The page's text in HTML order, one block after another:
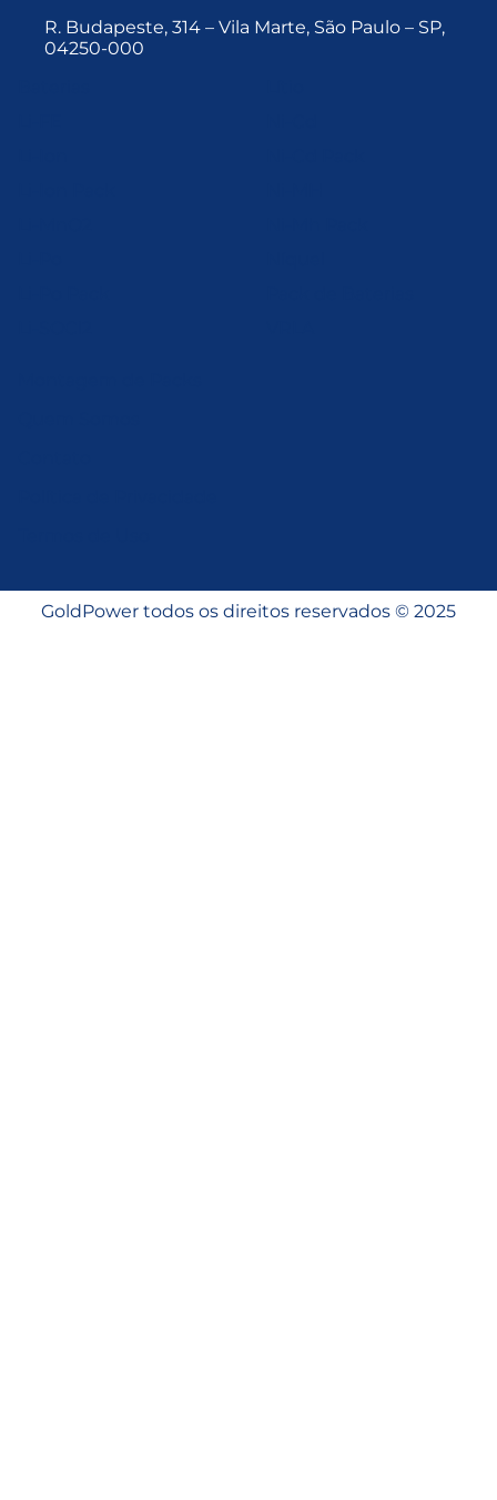
R. Budapeste, 314 – Vila Marte, São Paulo – SP,
04250-000
GoldPower todos os direitos reservados © 2025